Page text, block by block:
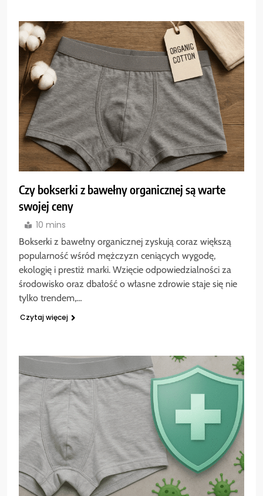
Czy bokserki z bawełny organicznej są warte
swojej ceny
10 mins
Bokserki z bawełny organicznej zyskują coraz większą
popularność wśród mężczyzn ceniących wygodę,
ekologię i prestiż marki. Wzięcie odpowiedzialności za
środowisko oraz dbałość o własne zdrowie staje się nie
tylko trendem,…
Czytaj więcej